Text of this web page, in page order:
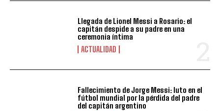
Llegada de Lionel Messi a Rosario: el
capitán despide a su padre en una
ceremonia íntima
ACTUALIDAD
Fallecimiento de Jorge Messi: luto en el
fútbol mundial por la pérdida del padre
del capitán argentino